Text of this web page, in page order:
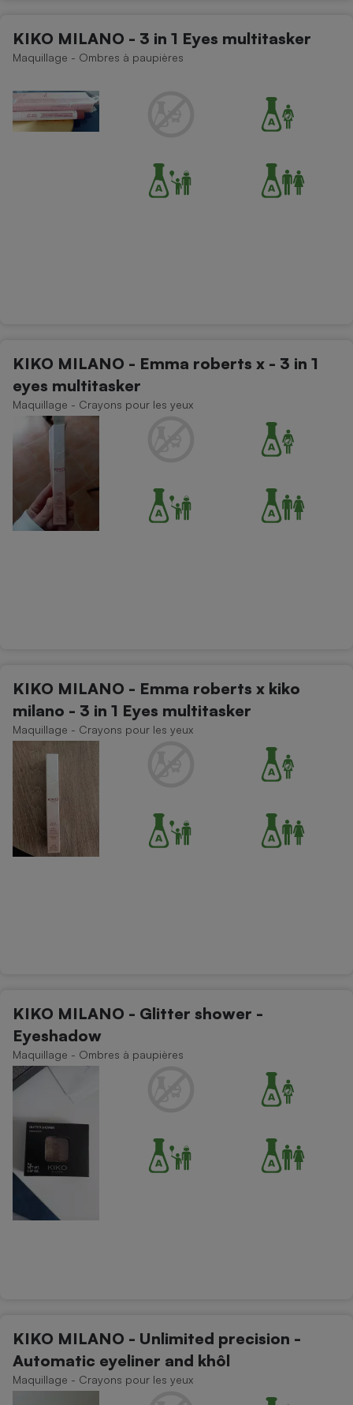
KIKO MILANO - 3 in 1 Eyes multitasker
Maquillage - Ombres à paupières
KIKO MILANO - Emma roberts x - 3 in 1
eyes multitasker
Maquillage - Crayons pour les yeux
KIKO MILANO - Emma roberts x kiko
milano - 3 in 1 Eyes multitasker
Maquillage - Crayons pour les yeux
KIKO MILANO - Glitter shower -
Eyeshadow
Maquillage - Ombres à paupières
KIKO MILANO - Unlimited precision -
Automatic eyeliner and khôl
Maquillage - Crayons pour les yeux